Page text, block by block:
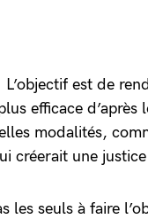
L’objectif est de
efficace
modalités,
créerait une
les seuls à faire